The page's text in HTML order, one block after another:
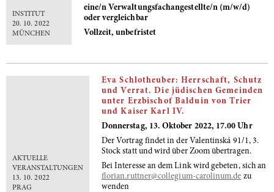
INSTITUT
20. 10. 2022
MÜNCHEN
eine/n Verwaltungsfachangestellte/n (m/w/d)
oder vergleichbar
Vollzeit, unbefristet
AKTUELLE
VERANSTALTUNGEN
13. 10. 2022
PRAG
Eva Schlotheuber: Herrschaft, Schutz
und Verrat. Die jüdischen Gemeinden
unter Erzbischof Balduin von Trier
und Kaiser Karl IV.
Donnerstag, 13. Oktober 2022, 17.00 Uhr
Der Vortrag findet in der Valentinská 91/1, 3.
Stock statt und wird über Zoom übertragen.
Bei Interesse an dem Link wird gebeten, sich an
florian.ruttner@collegium-carolinum.de zu
wenden